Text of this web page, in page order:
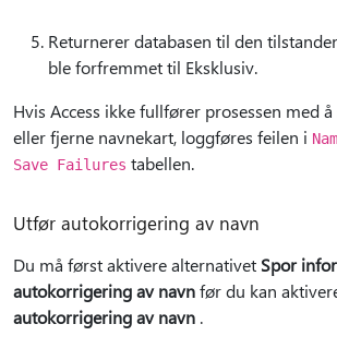
Returnerer databasen til den
ble forfremmet til Eksklusiv.
Hvis Access ikke fullfører prosessen med
eller fjerne navnekart, loggføres feilen i
Save Failures tabellen.
Utfør autokorrigering av navn
Du må først aktivere alternativet Spor
autokorrigering av navnfør du kan
autokorrigering av navn .